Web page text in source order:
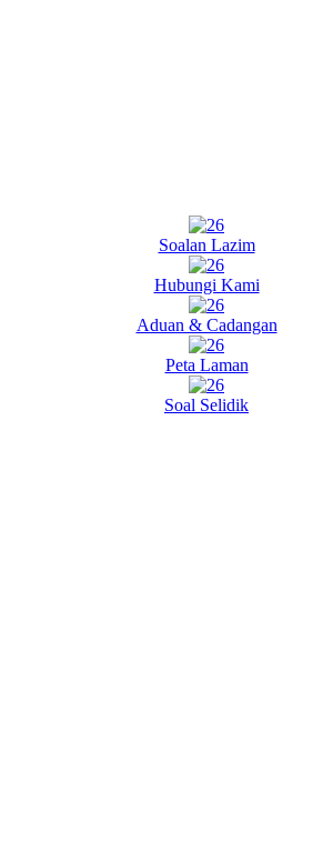
Soalan Lazim
Hubungi Kami
Aduan & Cadangan
Peta Laman
Soal Selidik